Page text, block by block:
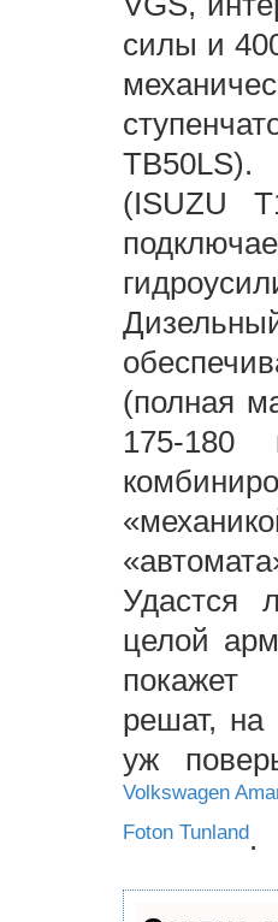
силы и
TB50LS).
(ISUZU
(полная
175-180
Удастся
целой
покажет
решат, на
уж
Volkswagen
Foton Tunland.